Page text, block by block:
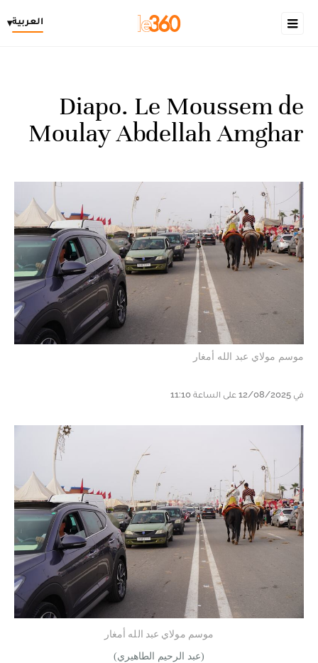
العربية▾
Diapo. Le Moussem de
Moulay Abdellah Amghar
موسم مولاي عبد الله أمغار
في 12/08/2025 على الساعة 11:10
موسم مولاي عبد الله أمغار
(عبد الرحيم الطاهيري)